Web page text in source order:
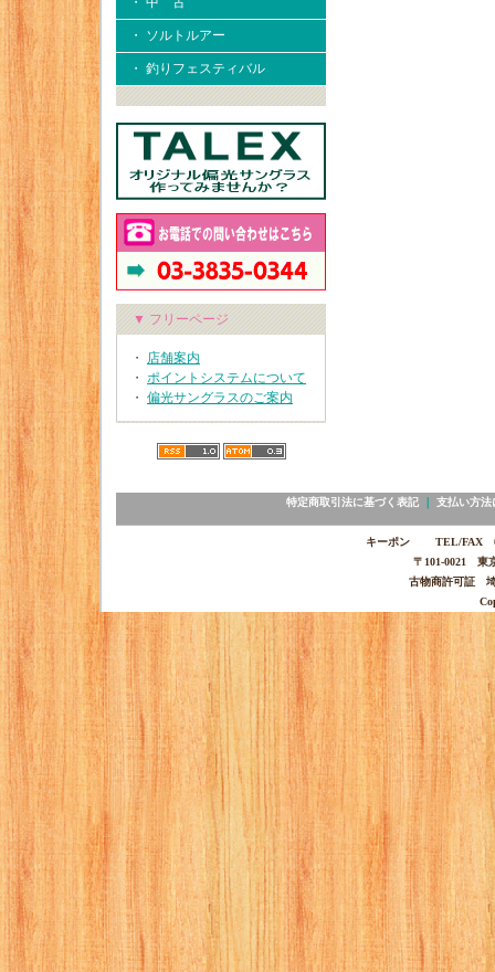
・ ソルトルアー
・ 釣りフェスティバル
▼ フリーページ
・ 店舗案内
・ ポイントシステムについて
・ 偏光サングラスのご案内
特定商取引法に基づく表記｜ 支払い方法
キーポン TEL/FAX
〒101-0021 東
古物商許可証